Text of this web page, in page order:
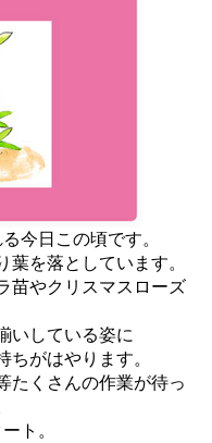
今日この頃です。
を落としています。
苗やクリスマスローズ
いしている姿に
ちがはやります。
たくさんの作業が待っ
ト。